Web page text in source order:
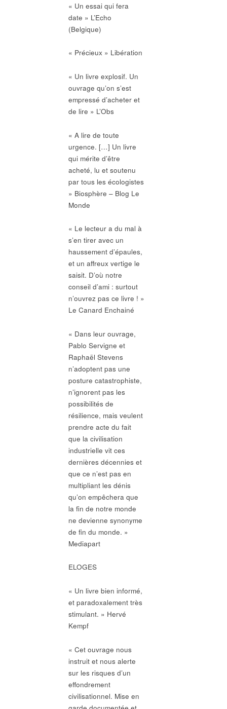
« Un essai qui fera
date » L’Echo
(Belgique)
« Précieux » Libération
« Un livre explosif. Un
ouvrage qu’on s’est
empressé d’acheter et
de lire » L’Obs
« A lire de toute
urgence. […] Un livre
qui mérite d’être
acheté, lu et soutenu
par tous les écologistes
» Biosphère – Blog Le
Monde
« Le lecteur a du mal à
s’en tirer avec un
haussement d’épaules,
et un affreux vertige le
saisit. D’où notre
conseil d’ami : surtout
n’ouvrez pas ce livre ! »
Le Canard Enchainé
« Dans leur ouvrage,
Pablo Servigne et
Raphaël Stevens
n’adoptent pas une
posture catastrophiste,
n’ignorent pas les
possibilités de
résilience, mais veulent
prendre acte du fait
que la civilisation
industrielle vit ces
dernières décennies et
que ce n’est pas en
multipliant les dénis
qu’on empêchera que
la fin de notre monde
ne devienne synonyme
de fin du monde. »
Mediapart
ELOGES
« Un livre bien informé,
et paradoxalement très
stimulant. » Hervé
Kempf
« Cet ouvrage nous
instruit et nous alerte
sur les risques d’un
effondrement
civilisationnel. Mise en